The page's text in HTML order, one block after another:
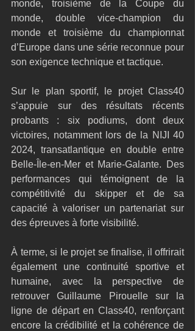
monde, troisième de la Coupe du
monde, double vice-champion du
monde et troisième du championnat
d’Europe dans une série reconnue pour
son exigence technique et tactique.
Sur le plan sportif, le projet Class40
s’appuie sur des résultats récents
probants : six podiums, dont deux
victoires, notamment lors de la NIJI 40
2024, transatlantique en double entre
Belle-Île-en-Mer et Marie-Galante. Des
performances qui témoignent de la
compétitivité du skipper et de sa
capacité à valoriser un partenariat sur
des épreuves à forte visibilité.
À terme, si le projet se finalise, il offrirait
également une continuité sportive et
humaine, avec la perspective de
retrouver Guillaume Pirouelle sur la
ligne de départ en Class40, renforçant
encore la crédibilité et la cohérence de